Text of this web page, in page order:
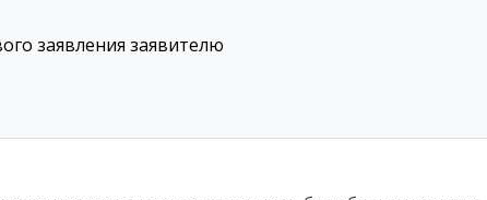
заявления заявителю